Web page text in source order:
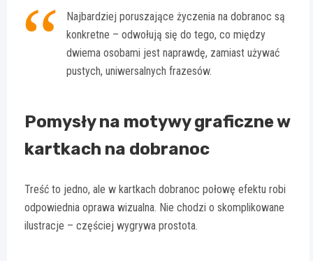
Najbardziej poruszające życzenia na dobranoc są
konkretne – odwołują się do tego, co między
dwiema osobami jest naprawdę, zamiast używać
pustych, uniwersalnych frazesów.
Pomysły na motywy graficzne w
kartkach na dobranoc
Treść to jedno, ale w kartkach dobranoc połowę efektu robi
odpowiednia oprawa wizualna. Nie chodzi o skomplikowane
ilustracje – częściej wygrywa prostota.